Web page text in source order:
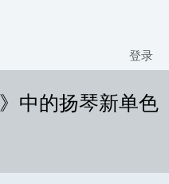
登录
中的扬琴新单色